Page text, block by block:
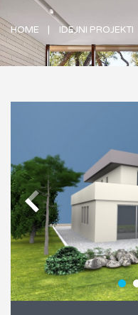
HOME IDEJNI PROJEKTI